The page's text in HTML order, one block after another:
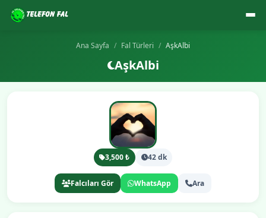
Ana Sayfa Fal Türleri AşkAlbi
AşkAlbi
3,500 ₺ 42 dk
Falcıları Gör WhatsApp Ara